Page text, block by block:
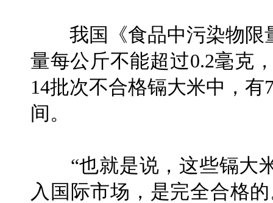
我国《食品中污染物限
量每公斤不能超过0.2毫克
14批次不合格镉大米中，有
间。
“也就是说，这些镉大
入国际市场，是完全合格